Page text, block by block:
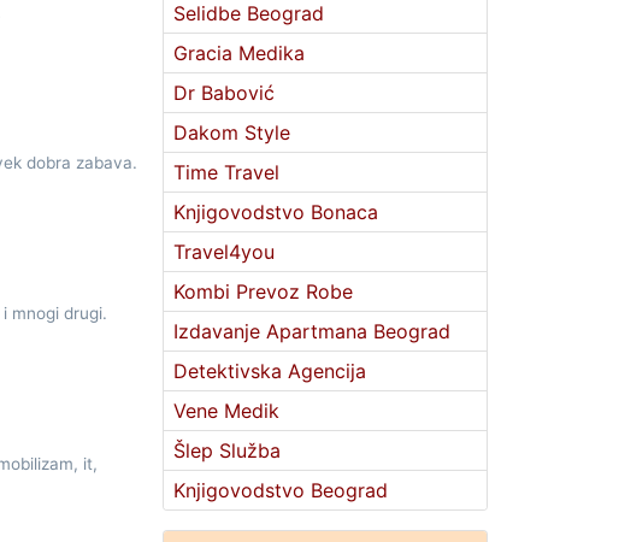
dobra zabava.
mnogi drugi.
it,
Selidbe Beograd
Gracia Medika
Dr Babović
Dakom Style
Time Travel
Knjigovodstvo Bonaca
Travel4you
Kombi Prevoz Robe
Izdavanje Apartmana Beograd
Detektivska Agencija
Vene Medik
Šlep Služba
Knjigovodstvo Beograd